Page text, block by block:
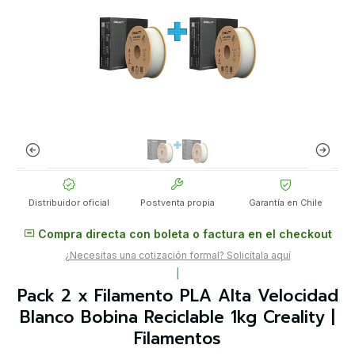
Distribuidor oficial Postventa propia Garantía en Chile
Compra directa con boleta o factura en el checkout
¿Necesitas una cotización formal? Solicítala aquí
Pack 2 x Filamento PLA Alta Velocidad
Blanco Bobina Reciclable 1kg Creality |
Filamentos